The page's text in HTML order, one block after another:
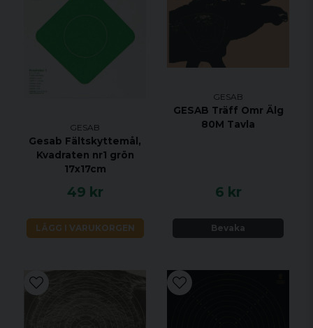
GESAB
Gesab Fältskyttemål,
Kvadraten nr1 grön
17x17cm
49 kr
LÄGG I VARUKORGEN
GESAB
GESAB Träff Omr Älg
80M Tavla
6 kr
Bevaka